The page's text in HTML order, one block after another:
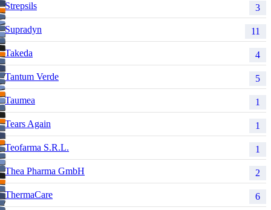
Strepsils 3
Supradyn 11
Takeda 4
Tantum Verde 5
Taumea 1
Tears Again 1
Teofarma S.R.L. 1
Thea Pharma GmbH 2
ThermaCare 6